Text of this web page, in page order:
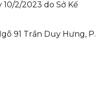
10/2/2023 do Sở Kế
91 Trần Duy Hưng, P.